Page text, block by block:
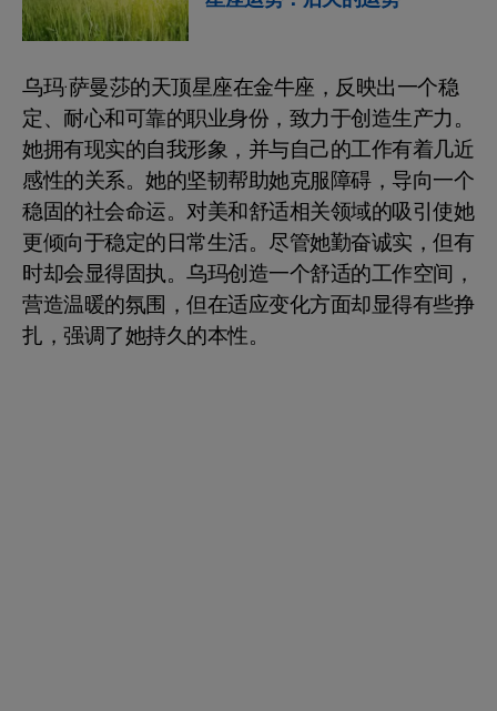
乌玛·萨曼莎的天顶星座在金牛座，反映出一个稳
定、耐心和可靠的职业身份，致力于创造生产力。
她拥有现实的自我形象，并与自己的工作有着几近
感性的关系。她的坚韧帮助她克服障碍，导向一个
稳固的社会命运。对美和舒适相关领域的吸引使她
更倾向于稳定的日常生活。尽管她勤奋诚实，但有
时却会显得固执。乌玛创造一个舒适的工作空间，
营造温暖的氛围，但在适应变化方面却显得有些挣
扎，强调了她持久的本性。